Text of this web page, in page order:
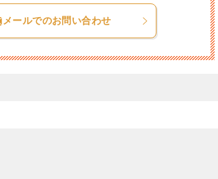
メールでのお問い合わせ